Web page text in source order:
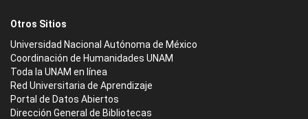
Otros Sitios
Universidad Nacional Autónoma de México
Coordinación de Humanidades UNAM
Toda la UNAM en línea
Red Universitaria de Aprendizaje
Portal de Datos Abiertos
Dirección General de Bibliotecas